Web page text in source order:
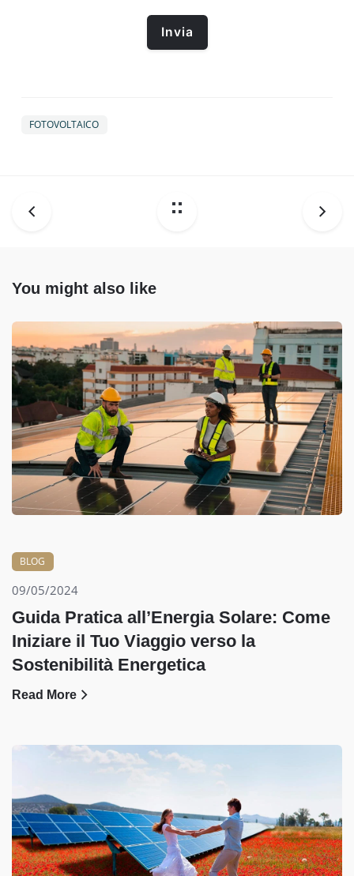
FOTOVOLTAICO
You might also like
BLOG
09/05/2024
Guida Pratica all’Energia Solare: Come
Iniziare il Tuo Viaggio verso la
Sostenibilità Energetica
Read More